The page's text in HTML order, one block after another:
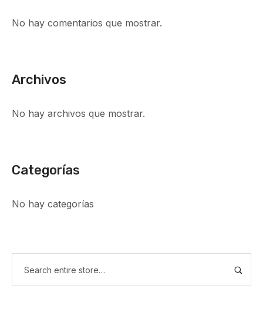
No hay comentarios que mostrar.
Archivos
No hay archivos que mostrar.
Categorías
No hay categorías